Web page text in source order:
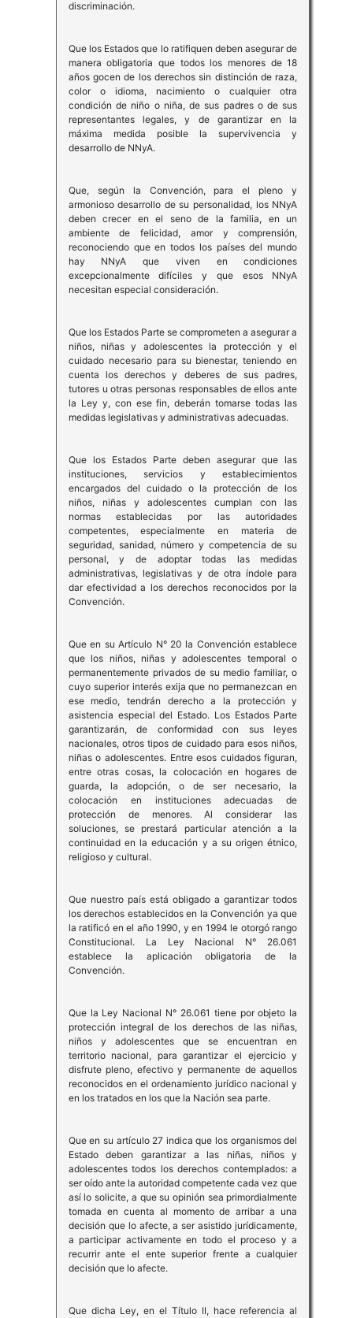
discriminación.
Que los Estados que lo ratifiquen deben asegurar de
manera obligatoria que todos los menores de 18
años gocen de los derechos sin distinción de raza,
color o idioma, nacimiento o cualquier otra
condición de niño o niña, de sus padres o de sus
representantes legales, y de garantizar en la
máxima medida posible la supervivencia y
desarrollo de NNyA.
Que, según la Convención, para el pleno y
armonioso desarrollo de su personalidad, los NNyA
deben crecer en el seno de la familia, en un
ambiente de felicidad, amor y comprensión,
reconociendo que en todos los países del mundo
hay NNyA que viven en condiciones
excepcionalmente difíciles y que esos NNyA
necesitan especial consideración.
Que los Estados Parte se comprometen a asegurar a
niños, niñas y adolescentes la protección y el
cuidado necesario para su bienestar, teniendo en
cuenta los derechos y deberes de sus padres,
tutores u otras personas responsables de ellos ante
la Ley y, con ese fin, deberán tomarse todas las
medidas legislativas y administrativas adecuadas.
Que los Estados Parte deben asegurar que las
instituciones, servicios y establecimientos
encargados del cuidado o la protección de los
niños, niñas y adolescentes cumplan con las
normas establecidas por las autoridades
competentes, especialmente en materia de
seguridad, sanidad, número y competencia de su
personal, y de adoptar todas las medidas
administrativas, legislativas y de otra índole para
dar efectividad a los derechos reconocidos por la
Convención.
Que en su Artículo N° 20 la Convención establece
que los niños, niñas y adolescentes temporal o
permanentemente privados de su medio familiar, o
cuyo superior interés exija que no permanezcan en
ese medio, tendrán derecho a la protección y
asistencia especial del Estado. Los Estados Parte
garantizarán, de conformidad con sus leyes
nacionales, otros tipos de cuidado para esos niños,
niñas o adolescentes. Entre esos cuidados figuran,
entre otras cosas, la colocación en hogares de
guarda, la adopción, o de ser necesario, la
colocación en instituciones adecuadas de
protección de menores. Al considerar las
soluciones, se prestará particular atención a la
continuidad en la educación y a su origen étnico,
religioso y cultural.
Que nuestro país está obligado a garantizar todos
los derechos establecidos en la Convención ya que
la ratificó en el año 1990, y en 1994 le otorgó rango
Constitucional. La Ley Nacional N° 26.061
establece la aplicación obligatoria de la
Convención.
Que la Ley Nacional N° 26.061 tiene por objeto la
protección integral de los derechos de las niñas,
niños y adolescentes que se encuentran en
territorio nacional, para garantizar el ejercicio y
disfrute pleno, efectivo y permanente de aquellos
reconocidos en el ordenamiento jurídico nacional y
en los tratados en los que la Nación sea parte.
Que en su artículo 27 indica que los organismos del
Estado deben garantizar a las niñas, niños y
adolescentes todos los derechos contemplados: a
ser oído ante la autoridad competente cada vez que
así lo solicite, a que su opinión sea primordialmente
tomada en cuenta al momento de arribar a una
decisión que lo afecte, a ser asistido jurídicamente,
a participar activamente en todo el proceso y a
recurrir ante el ente superior frente a cualquier
decisión que lo afecte.
Que dicha Ley, en el Título II, hace referencia al